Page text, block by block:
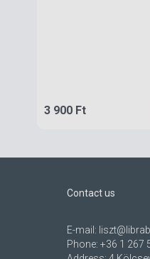
3 900 Ft
Contact us
E-mail:
Phone: +36 1 267